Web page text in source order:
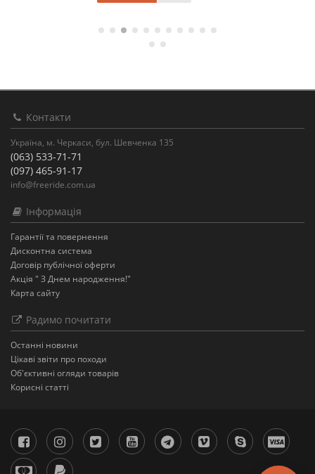
Контакти
Україна, м. Черкаси, бул. Шевченка 135
(063) 533-71-71
(097) 465-91-17
info@freeride.com.ua
Інформація
Гарантії та повернення
Дисконтна система
Договір публічної оферти
Акція " З Днем народження!"
Карта сайту
Радимо почитати
Останнi новини
Цікаві звіти про походи
Об'єктивні огляди товарів
Корисні статті